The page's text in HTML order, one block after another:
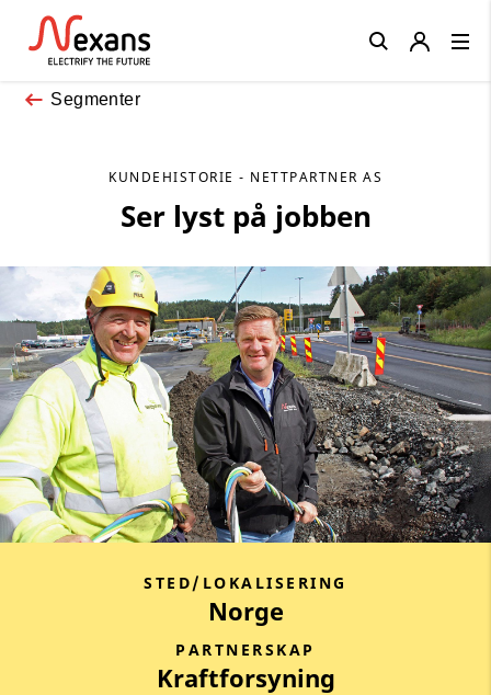
Segmenter
KUNDEHISTORIE - NETTPARTNER AS
Ser lyst på jobben
STED/LOKALISERING
Norge
PARTNERSKAP
Kraftforsyning
Close